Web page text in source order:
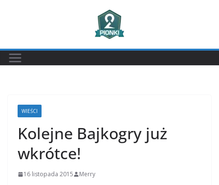
WIEŚCI
Kolejne Bajkogry już
wkrótce!
16 listopada 2015 Merry